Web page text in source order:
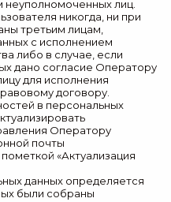
неуполномоченных лиц.
никогда, ни при
третьим лицам,
с исполнением
либо в случае, если
дано согласие Оператору
для исполнения
договору.
в персональных
Оператору
почты
пометкой «Актуализация
данных определяется
были собраны